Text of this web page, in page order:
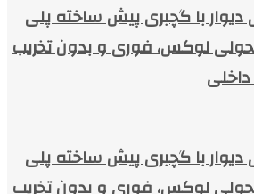
دیوار با گچبری پیش ساخته پلی
تحولی لوکس، فوری و بدون تخریب
دیوار با گچبری پیش ساخته پلی